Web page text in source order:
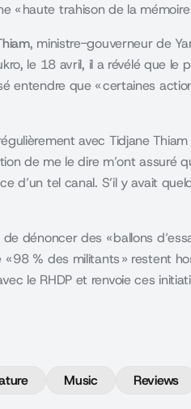
« haute trahison de la
, ministre-gouverneur de
le 18 avril, il a révélé que le
entendre que « certaines
avec Tidjane Thiam
de me le dire m’ont assuré
d’un tel canal. S’il y avait
dénoncer des « ballons
98 % des militants » restent
le RHDP et renvoie ces
Music Reviews